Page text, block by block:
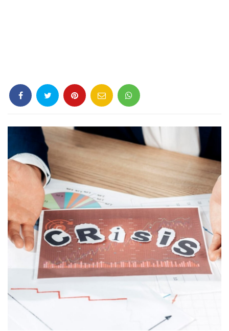
Gastronomía
Historia
Lenguaje
Leyes
Literatura
Moda
y
Tendencias
Naturaleza
Psicología